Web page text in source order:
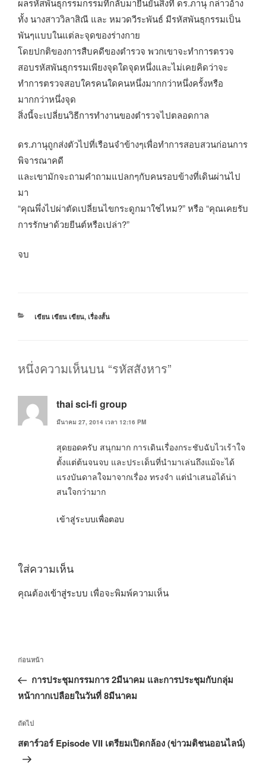
ผลรหัสพันธุกรรมกรรมที่กลับมายืนยันสิ่งที่ ดร.ภานุ กล่าวอ้าง
ทั้ง นางสาววิลาสิณี และ หมวดวีระพันธ์ มีรหัสพันธุกรรมเป็น
พันๆแบบในแต่ละจุดของร่างกาย
โดยปกติของการสืบคดีของตำรวจ พวกเขาจะทำการตรวจ
สอบรหัสพันธุกรรมเพียงจุดใดจุดหนึ่งและไม่เคยคิดว่าจะ
ทำการตรวจสอบใครคนใดคนหนึ่งมากกว่าหนึ่งครั้งหรือ
มากกว่าหนึ่งจุด
สิ่งนี้จะเปลี่ยนวิธีการทำงานของตำรวจไปตลอดกาล
ดร.ภานุถูกส่งตัวไปที่เรือนจำข้างๆเพื่อทำการสอบสวนก่อนการ
พิจารณาคดี
และเขามักจะถามคำถามแปลกๆกับคนรอบข้างที่เดินผ่านไป
มา
“คุณพึ่งไปผ่าตัดเปลี่ยนไขกระดูกมาใช่ไหม?” หรือ “คุณเคยรับ
การรักษาด้วยยีนต์หรือเปล่า?”
จบ
หมวด
เขียน เขียน เขียน, เรื่องสั้น
หนึ่งความเห็นบน “รหัสสังหาร”
thai sci-fi group
มีนาคม 27, 2014 เวลา 12:16 PM
สุดยอดครับ สนุกมาก การเดินเรื่องกระชับฉับไวเร้าใจ
ตั้งแต่ต้นจนจบ และประเด็นที่นำมาเล่นถึงแม้จะได้
แรงบันดาลใจมาจากเรื่อง ทรงจำ แต่นำเสนอได้น่า
สนใจกว่ามาก
เข้าสู่ระบบเพื่อตอบ
ใส่ความเห็น
คุณต้องเข้าสู่ระบบ เพื่อจะพิมพ์ความเห็น
แนะแนว
เรื่อง
เรื่อง
ก่อน
หน้า
ก่อนหน้า
การประชุมกรรมการ 2มีนาคม และการประชุมกับกลุ่ม
หน้ากากเปลือยในวันที่ 8มีนาคม
เรื่อง
ถัด
ไป
ถัดไป
สตาร์วอร์ Episode VII เตรียมเปิดกล้อง (ข่าวมติชนออนไลน์)